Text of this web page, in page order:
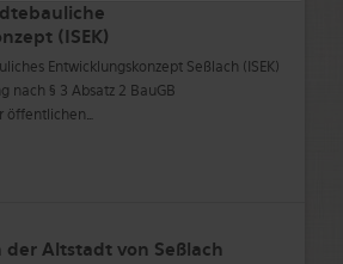
(ISEK)
Entwicklungskonzept Seßlach (ISEK)
nach § 3 Absatz 2 BauGB
öffentlichen
Altstadt von Seßlach